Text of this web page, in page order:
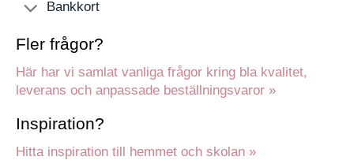
Bankkort
Fler frågor?
Här har vi samlat vanliga frågor kring bla kvalitet,
leverans och anpassade beställningsvaror »
Inspiration?
Hitta inspiration till hemmet och skolan »